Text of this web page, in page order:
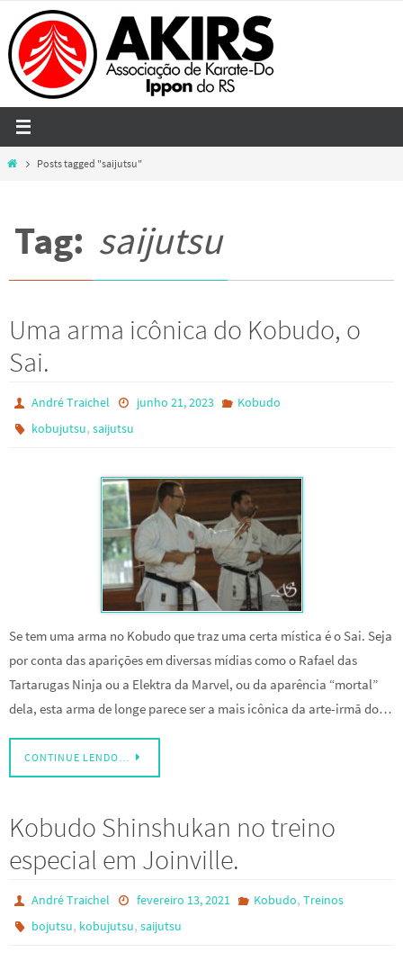
to
content
HomePosts tagged "saijutsu"
Tag: saijutsu
Uma arma icônica do Kobudo, o
Sai.
André Traichel junho 21, 2023
Kobudo
kobujutsu,saijutsu
Se tem uma arma no Kobudo que traz uma certa mística é o Sai. Seja
por conta das aparições em diversas mídias como o Rafael das
Tartarugas Ninja ou a Elektra da Marvel, ou da aparência “mortal”
dela, esta arma de longe parece ser a mais icônica da arte-irmã do…
CONTINUE LENDO…
Kobudo Shinshukan no treino
especial em Joinville.
André Traichel fevereiro 13, 2021 Kobudo, Treinos
bojutsu, kobujutsu,saijutsu